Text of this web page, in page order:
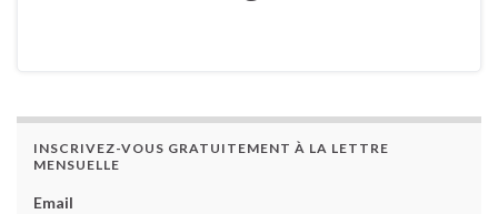
INSCRIVEZ-VOUS GRATUITEMENT À LA LETTRE
MENSUELLE
Email